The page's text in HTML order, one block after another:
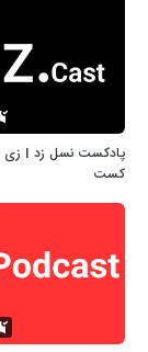
پادکست نسل زد I زی
کست